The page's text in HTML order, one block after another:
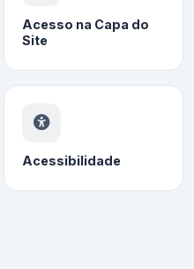
Acesso na Capa do
Site
Acessibilidade